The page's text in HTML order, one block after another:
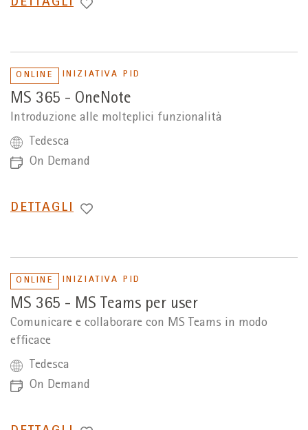
PASSA
DETTAGLI
ONLINE INIZIATIVA PID
MS 365 - OneNote
Introduzione alle molteplici funzionalità
Tedesca
On Demand
PASSA
DETTAGLI
ONLINE INIZIATIVA PID
MS 365 - MS Teams per user
Comunicare e collaborare con MS Teams in modo
efficace
Tedesca
On Demand